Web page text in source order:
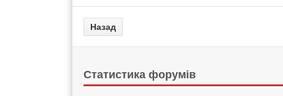
Статистика форумів